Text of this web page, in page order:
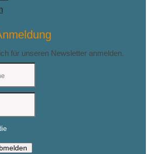
für unseren Newsletter anmelden.